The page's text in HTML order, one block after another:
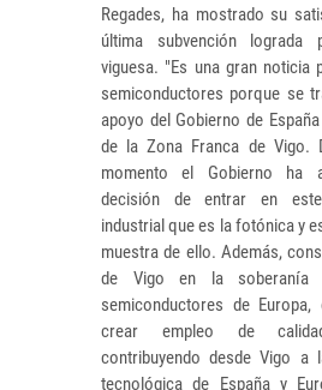
Regades, ha mostrado su
última subvención lograda
viguesa. "Es una gran noticia
semiconductores porque se
apoyo del Gobierno de
de la Zona Franca de Vigo.
momento el Gobierno ha
decisión de entrar en
industrial que es la fotónica y
muestra de ello. Además,
de Vigo en la soberanía
semiconductores de Europa,
crear empleo de
contribuyendo desde Vigo a
tecnológica de España y